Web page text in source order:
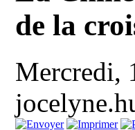
de la
Mercredi,